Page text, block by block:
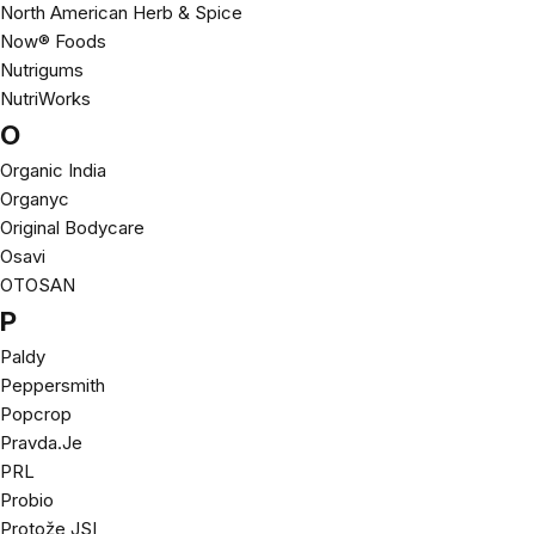
North American Herb & Spice
Now® Foods
Nutrigums
NutriWorks
O
Organic India
Organyc
Original Bodycare
Osavi
OTOSAN
P
Paldy
Peppersmith
Popcrop
Pravda.Je
PRL
Probio
Protože JSI